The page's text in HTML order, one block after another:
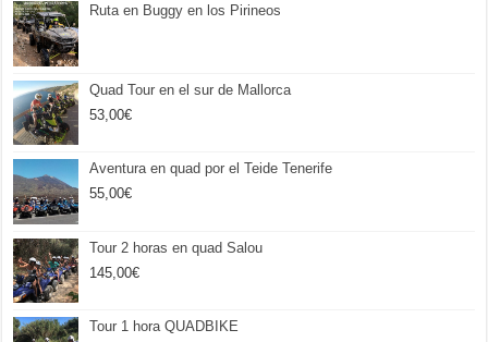
Ruta en Buggy en los Pirineos
Quad Tour en el sur de Mallorca
53,00€
Aventura en quad por el Teide Tenerife
55,00€
Tour 2 horas en quad Salou
145,00€
Tour 1 hora QUADBIKE